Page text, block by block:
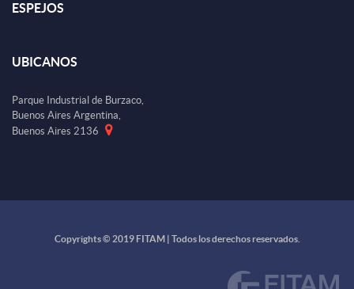
ESPEJOS
UBICANOS
Parque Industrial de Burzaco,
Buenos Aires Argentina,
Buenos Aires 2136
Copyrights © 2019 FITAM | Todos los derechos reservados.